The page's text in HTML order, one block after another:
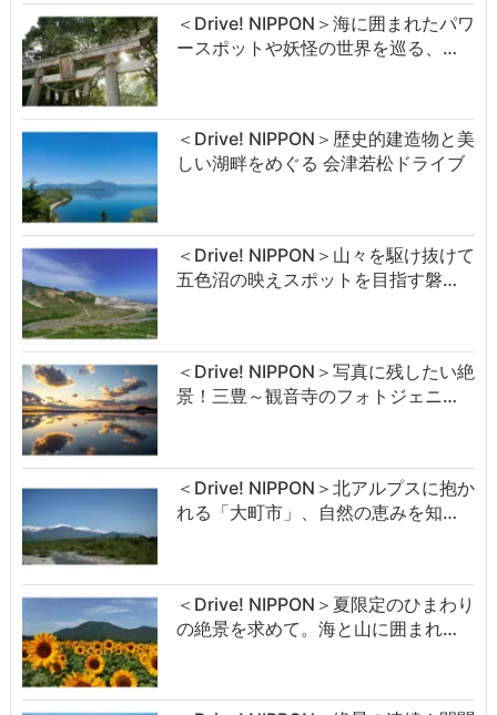
＜Drive! NIPPON＞海に囲まれたパワ
ースポットや妖怪の世界を巡る、…
＜Drive! NIPPON＞歴史的建造物と美
しい湖畔をめぐる 会津若松ドライブ
＜Drive! NIPPON＞山々を駆け抜けて
五色沼の映えスポットを目指す磐…
＜Drive! NIPPON＞写真に残したい絶
景！三豊～観音寺のフォトジェニ…
＜Drive! NIPPON＞北アルプスに抱か
れる「大町市」、自然の恵みを知…
＜Drive! NIPPON＞夏限定のひまわり
の絶景を求めて。海と山に囲まれ…